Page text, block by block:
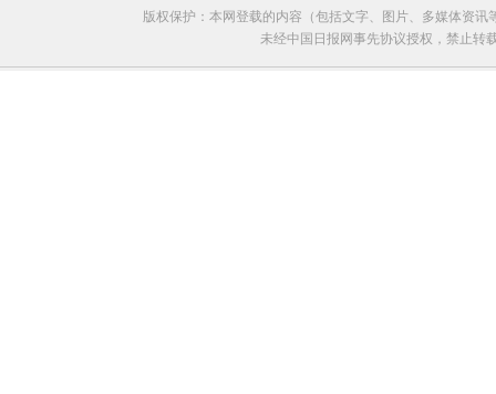
版权保护：本网登载的内容（包括文字、图片、多媒体资
未经中国日报网事先协议授权，禁止转